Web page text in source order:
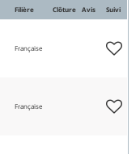
Filière Clôture Avis Suivi
Française
Française